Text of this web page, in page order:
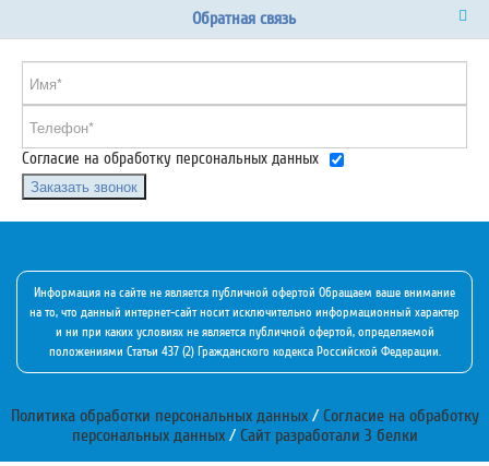
Обратная связь
Согласие на обработку персональных данных
Заказать звонок
Информация на сайте не является публичной офертой Обращаем ваше внимание
на то, что данный интернет-сайт носит исключительно информационный характер
и ни при каких условиях не является публичной офертой, определяемой
положениями Статьи 437 (2) Гражданского кодекса Российской Федерации.
Политика обработки персональных данных/ Согласие на обработку
персональных данных/ Сайт разработали 3 белки